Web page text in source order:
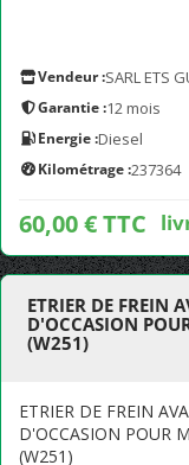
Vendeur :SARL ETS
Garantie :12 mois
Energie :Diesel
Kilométrage :237364
60,00 € TTC
ETRIER DE FREIN
D'OCCASION
(W251)
ETRIER DE FREIN
D'OCCASION POUR
(W251)